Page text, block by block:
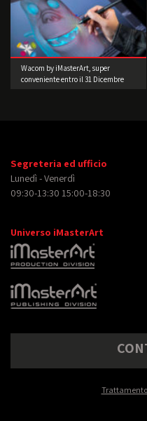
Wacom by iMasterArt, super
conveniente entro il 31 Dicembre
Segreteria ed ufficio
Lunedì - Venerdì
09:30-13:30 15:00-18:30
Universo iMasterArt